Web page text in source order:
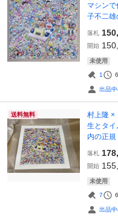
マシン
子不二雄
落札
開始
未使用
1
出品
送料無料
村上隆 ×
生とタイ
内の正規
落札
開始
未使用
7
出品